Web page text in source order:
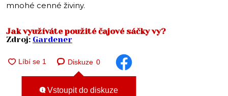
mnohé cenné živiny.
Jak využíváte použité čajové sáčky vy?
Zdroj: Gardener
Diskuze 0
Vstoupit do diskuze